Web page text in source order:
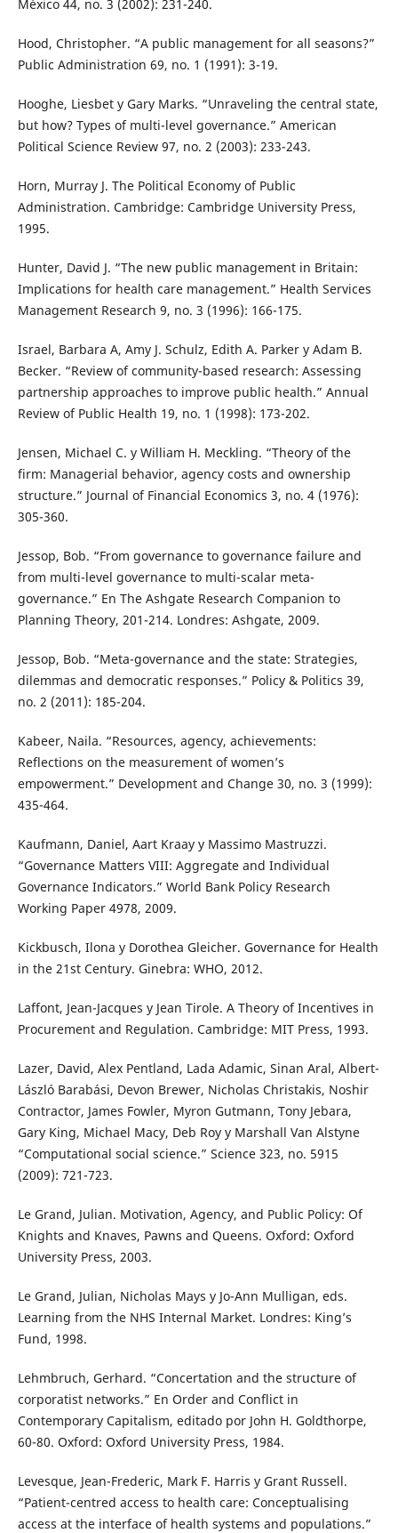
México 44, no. 3 (2002): 231-240.
Hood, Christopher. “A public management for all seasons?”
Public Administration 69, no. 1 (1991): 3-19.
Hooghe, Liesbet y Gary Marks. “Unraveling the central state,
but how? Types of multi-level governance.” American
Political Science Review 97, no. 2 (2003): 233-243.
Horn, Murray J. The Political Economy of Public
Administration. Cambridge: Cambridge University Press,
1995.
Hunter, David J. “The new public management in Britain:
Implications for health care management.” Health Services
Management Research 9, no. 3 (1996): 166-175.
Israel, Barbara A, Amy J. Schulz, Edith A. Parker y Adam B.
Becker. “Review of community-based research: Assessing
partnership approaches to improve public health.” Annual
Review of Public Health 19, no. 1 (1998): 173-202.
Jensen, Michael C. y William H. Meckling. “Theory of the
firm: Managerial behavior, agency costs and ownership
structure.” Journal of Financial Economics 3, no. 4 (1976):
305-360.
Jessop, Bob. “From governance to governance failure and
from multi-level governance to multi-scalar meta-
governance.” En The Ashgate Research Companion to
Planning Theory, 201-214. Londres: Ashgate, 2009.
Jessop, Bob. “Meta-governance and the state: Strategies,
dilemmas and democratic responses.” Policy & Politics 39,
no. 2 (2011): 185-204.
Kabeer, Naila. “Resources, agency, achievements:
Reflections on the measurement of women’s
empowerment.” Development and Change 30, no. 3 (1999):
435-464.
Kaufmann, Daniel, Aart Kraay y Massimo Mastruzzi.
“Governance Matters VIII: Aggregate and Individual
Governance Indicators.” World Bank Policy Research
Working Paper 4978, 2009.
Kickbusch, Ilona y Dorothea Gleicher. Governance for Health
in the 21st Century. Ginebra: WHO, 2012.
Laffont, Jean-Jacques y Jean Tirole. A Theory of Incentives in
Procurement and Regulation. Cambridge: MIT Press, 1993.
Lazer, David, Alex Pentland, Lada Adamic, Sinan Aral, Albert-
László Barabási, Devon Brewer, Nicholas Christakis, Noshir
Contractor, James Fowler, Myron Gutmann, Tony Jebara,
Gary King, Michael Macy, Deb Roy y Marshall Van Alstyne
“Computational social science.” Science 323, no. 5915
(2009): 721-723.
Le Grand, Julian. Motivation, Agency, and Public Policy: Of
Knights and Knaves, Pawns and Queens. Oxford: Oxford
University Press, 2003.
Le Grand, Julian, Nicholas Mays y Jo-Ann Mulligan, eds.
Learning from the NHS Internal Market. Londres: King’s
Fund, 1998.
Lehmbruch, Gerhard. “Concertation and the structure of
corporatist networks.” En Order and Conflict in
Contemporary Capitalism, editado por John H. Goldthorpe,
60-80. Oxford: Oxford University Press, 1984.
Levesque, Jean-Frederic, Mark F. Harris y Grant Russell.
“Patient-centred access to health care: Conceptualising
access at the interface of health systems and populations.”